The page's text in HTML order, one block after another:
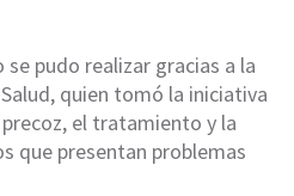
pudo realizar gracias a la
quien tomó la iniciativa
el tratamiento y la
que presentan problemas